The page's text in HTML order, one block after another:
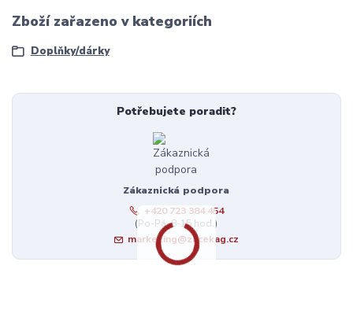
Zboží zařazeno v kategoriích
Doplňky/dárky
Potřebujete poradit?
Zákaznická podpora
+420 723 384 454
(Po-Pá, 8-15 hod.)
marketing@zacekag.cz